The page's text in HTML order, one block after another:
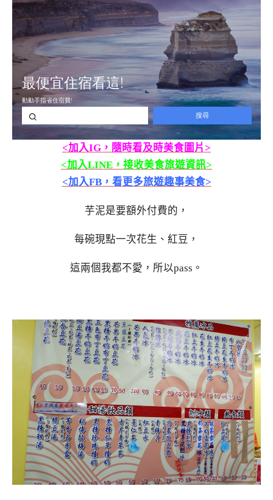
<加入IG，隨時看及時美食圖片>
<加入LINE，接收美食旅遊資訊>
<加入FB，看更多旅遊趣事美食>
芋泥是要額外付費的，
每碗現點一次花生、紅豆，
這兩個我都不愛，所以pass。